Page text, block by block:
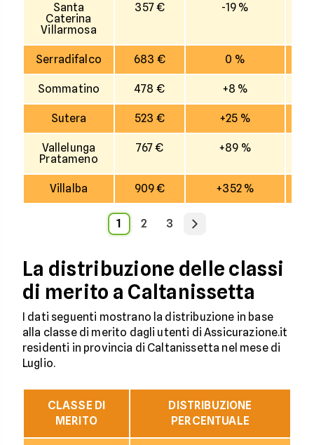
Santa
Caterina
Villarmosa
357 € -19 %
Serradifalco 683 € 0 %
Sommatino 478 € +8 %
Sutera 523 € +25 %
Vallelunga
Pratameno
767 € +89 %
Villalba 909 € +352 %
1 2 3
La distribuzione delle classi
di merito a Caltanissetta
I dati seguenti mostrano la distribuzione in base
alla classe di merito dagli utenti di Assicurazione.it
residenti in provincia di Caltanissetta nel mese di
Luglio.
CLASSE DI
MERITO
DISTRIBUZIONE
PERCENTUALE